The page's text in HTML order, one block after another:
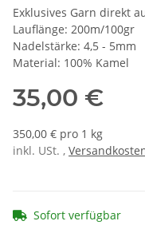
Exklusives Garn direkt
Lauflänge: 200m/100gr
Nadelstärke: 4,5 - 5mm
Material: 100% Kamel
35,00 €
350,00 € pro 1 kg
inkl. USt. ,
Sofort verfügbar